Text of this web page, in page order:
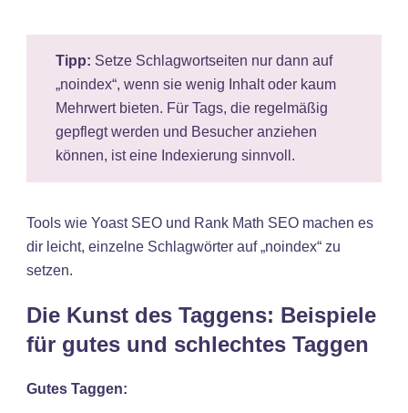
Tipp: Setze Schlagwortseiten nur dann auf
„noindex“, wenn sie wenig Inhalt oder kaum
Mehrwert bieten. Für Tags, die regelmäßig
gepflegt werden und Besucher anziehen
können, ist eine Indexierung sinnvoll.
Tools wie Yoast SEO und Rank Math SEO machen es
dir leicht, einzelne Schlagwörter auf „noindex“ zu
setzen.
Die Kunst des Taggens: Beispiele
für gutes und schlechtes Taggen
Gutes Taggen: